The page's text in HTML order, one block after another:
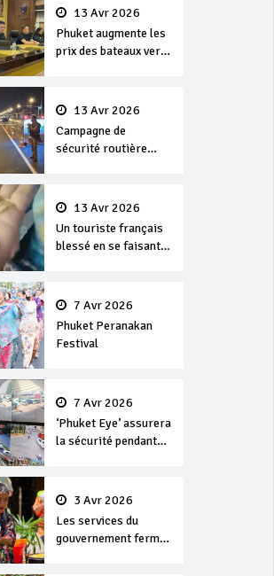
13 Avr 2026
Phuket augmente les
prix des bateaux vers
13 Avr 2026
Campagne de
sécurité routière
13 Avr 2026
Un touriste français
blessé en se faisant
7 Avr 2026
Phuket Peranakan
Festival
7 Avr 2026
‘Phuket Eye’ assurera
la sécurité pendant
3 Avr 2026
Les services du
gouvernement fermés